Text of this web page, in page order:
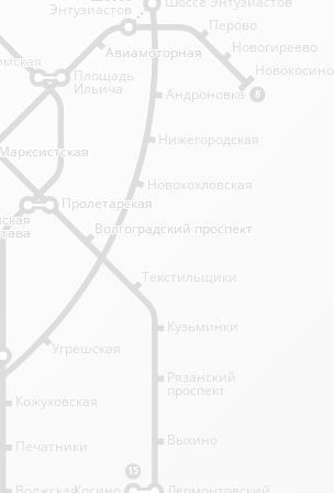
8
15
Андроновка
Нижегородская
Новохохловская
Угрешская
Текстильщики
Кузьминки
Рязанский
проспект
Выхино
Лермонтовский
Кожуховская
Печатники
Волжская
Перово
Новогиреево
Новокосино
Площадь
Ильича
Пролетарская
Пролетарская
Волгоградский проспект
Волгоградский проспект
Авиамоторная
Авиамоторная
Энтузиастов
Косино